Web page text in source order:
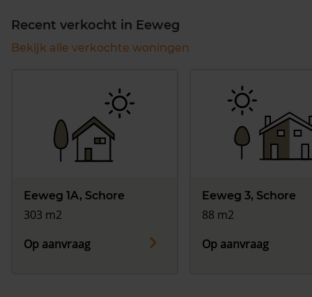
Recent verkocht in Eeweg
Bekijk alle verkochte woningen
Eeweg 1A, Schore
303 m2
Op aanvraag
Eeweg 3, Schore
88 m2
Op aanvraag